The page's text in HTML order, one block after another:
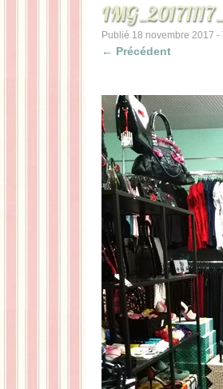
Publié 18 novembre 2017 -
← Précédent